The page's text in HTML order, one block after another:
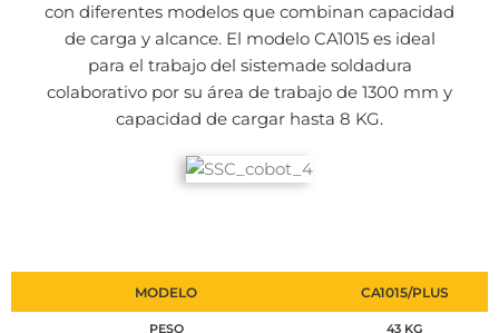
con diferentes modelos que combinan capacidad
de carga y alcance. El modelo CA1015 es ideal
para el trabajo del sistemade soldadura
colaborativo por su área de trabajo de 1300 mm y
capacidad de cargar hasta 8 KG.
MODELO CA1015/PLUS
PESO 43 KG